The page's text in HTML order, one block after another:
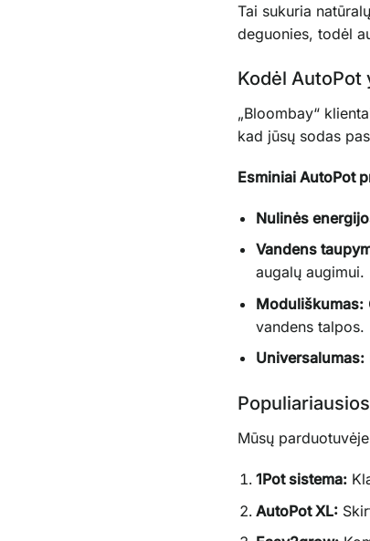
Tai sukuria natūralų
deguonies, todėl
Kodėl AutoPot
„Bloombay“
kad jūsų sodas
Esminiai AutoPot
Nulinės
Vandens
augalų augimui.
Moduliškumas:
vandens talpos.
Universalumas:
Mūsų
1Pot sistema:
AutoPot XL: